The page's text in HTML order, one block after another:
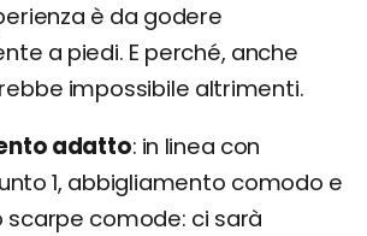
è da godere
a piedi. E perché, anche
impossibile altrimenti.
adatto in linea con
1, abbigliamento comodo e
comode: ci sarà